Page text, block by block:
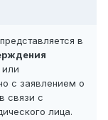
в
или
с заявлением о
связи с
лица.